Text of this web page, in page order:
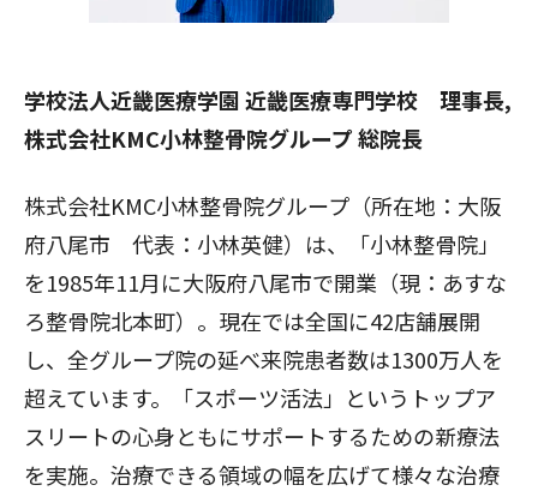
学校法人近畿医療学園 近畿医療専門学校 理事長,
株式会社KMC小林整骨院グループ 総院長
株式会社KMC小林整骨院グループ（所在地：大阪
府八尾市 代表：小林英健）は、「小林整骨院」
を1985年11月に大阪府八尾市で開業（現：あすな
ろ整骨院北本町）。現在では全国に42店舗展開
し、全グループ院の延べ来院患者数は1300万人を
超えています。「スポーツ活法」というトップア
スリートの心身ともにサポートするための新療法
を実施。治療できる領域の幅を広げて様々な治療